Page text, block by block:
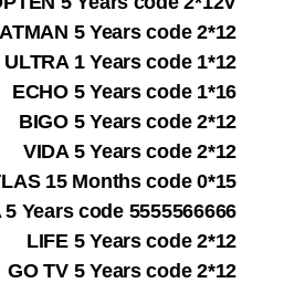
5 Years code 2*12
ULTRA 1 Years code 1*12
ECHO 5 Years code 1*16
BIGO 5 Years code 2*12
VIDA 5 Years code 2*12
15 Months code 0*15
5 Years code 5555566666
LIFE 5 Years code 2*12
GO TV 5 Years code 2*12